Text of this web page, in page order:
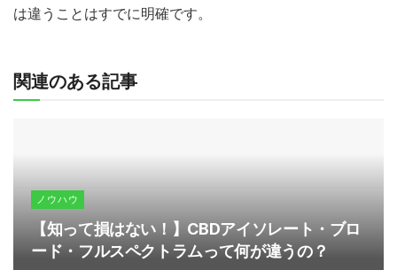
は違うことはすでに明確です。
関連のある記事
ノウハウ
【知って損はない！】CBDアイソレート・ブロ
ード・フルスペクトラムって何が違うの？